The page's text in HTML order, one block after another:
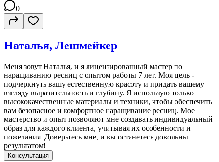
0
Наталья, Лешмейкер
Меня зовут Наталья, и я лицензированный мастер по
наращиванию ресниц с опытом работы 7 лет. Моя цель -
подчеркнуть вашу естественную красоту и придать вашему
взгляду выразительность и глубину. Я использую только
высококачественные материалы и техники, чтобы обеспечить
вам безопасное и комфортное наращивание ресниц. Мое
мастерство и опыт позволяют мне создавать индивидуальный
образ для каждого клиента, учитывая их особенности и
пожелания. Доверьтесь мне, и вы останетесь довольны
результатом!
Консультация